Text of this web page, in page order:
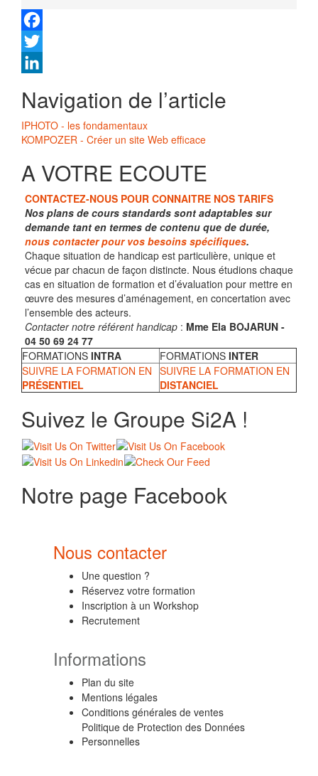
Facebook
Twitter
Navigation de l’article
IPHOTO - les fondamentaux
KOMPOZER - Créer un site Web efficace
A VOTRE ECOUTE
CONTACTEZ-NOUS POUR CONNAITRE NOS TARIFS
Nos plans de cours standards sont adaptables sur
demande tant en termes de contenu que de durée,
nous contacter pour vos besoins spécifiques.
Chaque situation de handicap est particulière, unique et
vécue par chacun de façon distincte. Nous étudions chaque
cas en situation de formation et d’évaluation pour mettre en
œuvre des mesures d’aménagement, en concertation avec
l’ensemble des acteurs.
Contacter notre référent handicap : Mme Ela BOJARUN -
04 50 69 24 77
FORMATIONS INTRA FORMATIONS INTER
SUIVRE LA FORMATION EN
PRÉSENTIEL
SUIVRE LA FORMATION EN
DISTANCIEL
Suivez le Groupe Si2A !
Notre page Facebook
Nous contacter
Une question ?
Réservez votre formation
Inscription à un Workshop
Recrutement
Informations
Plan du site
Mentions légales
Conditions générales de ventes
Politique de Protection des Données
Personnelles